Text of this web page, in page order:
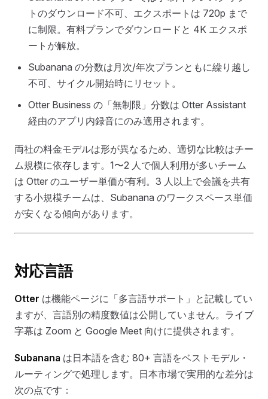
トのダウンロード不可、エクスポートは 720p まで
に制限。有料プランでダウンロードと 4K エクスポ
ートが解放。
Subanana の分数は月次/年次プランともに繰り越し
不可、サイクル開始時にリセット。
Otter Business の「無制限」分数は Otter Assistant
経由のアプリ内録音にのみ適用されます。
両社の料金モデルは形が異なるため、適切な比較はチー
ム規模に依存します。1〜2 人で個人利用が多いチーム
は Otter のユーザー単価が有利。3 人以上で会議を共有
する小規模チームは、Subanana のワークスペース単価
が安くなる傾向があります。
対応言語
Otter は機能ページに「多言語サポート」と記載してい
ますが、言語別の精度数値は公開していません。ライブ
字幕は Zoom と Google Meet 向けに提供されます。
Subanana は日本語を含む 80+ 言語をベストモデル・
ルーティングで処理します。日本市場で実用的な差分は
次の点です：